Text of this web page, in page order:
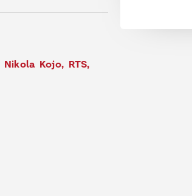
Nikola Kojo, RTS,